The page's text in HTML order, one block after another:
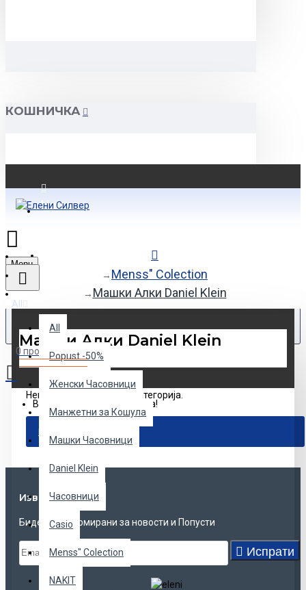
КОШНИЧКА
Најава
Menu
All
All
Popust -50%
Женски Часовници
Манжетни за Кошула
Машки Часовници
Daniel Klein
Часовници
Casio
Menss" Colection
NAKIT
0 продукт(и) - 0den
Вашата кошничка е празна!
Menss" Colection
Машки Алки Daniel Klein
Машки Алки Daniel Klein
Нема продукти во оваа категорија.
ПРОДОЛЖИ
Известувањe
Бидете информирани за новости и Попусти
Испрати